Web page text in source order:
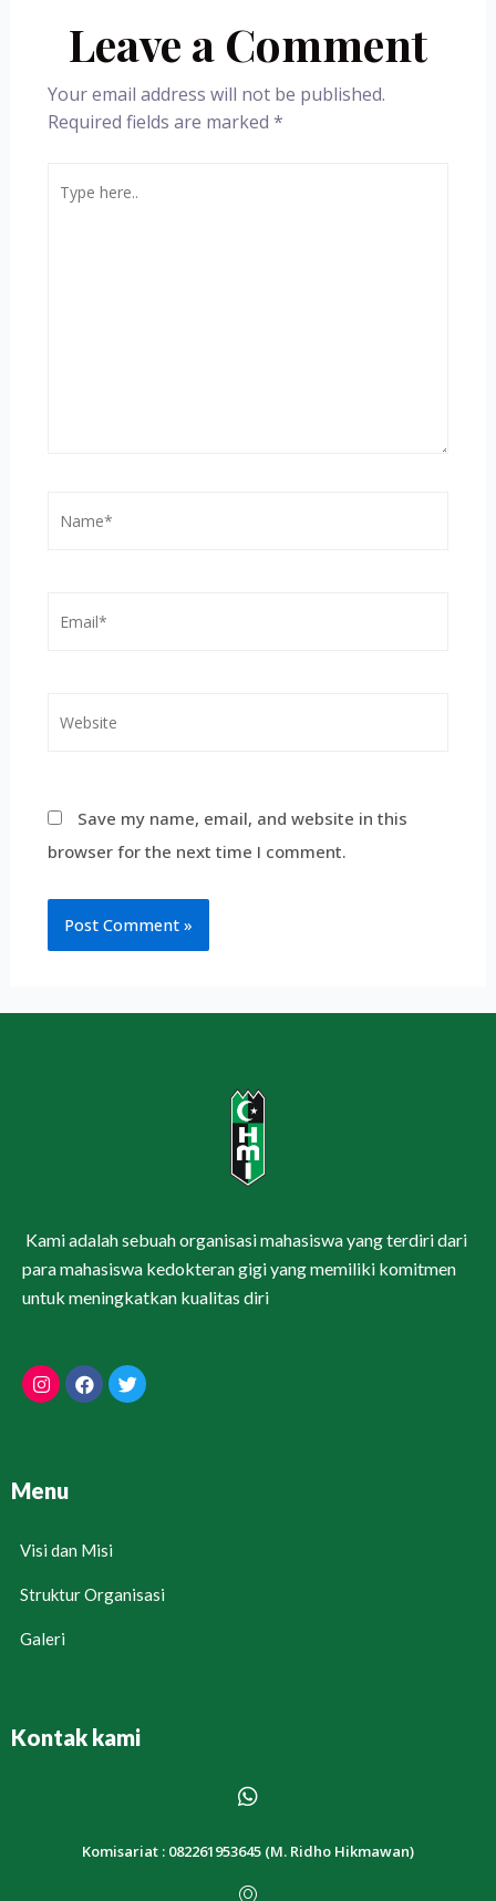
Leave a Comment
Your email address will not be published.
Required fields are marked *
Save my name, email, and website in this
browser for the next time I comment.
Kami adalah sebuah organisasi mahasiswa yang terdiri dari
para mahasiswa kedokteran gigi yang memiliki komitmen
untuk meningkatkan kualitas diri
Menu
Visi dan Misi
Struktur Organisasi
Galeri
Kontak kami
Komisariat : 082261953645 (M. Ridho Hikmawan)